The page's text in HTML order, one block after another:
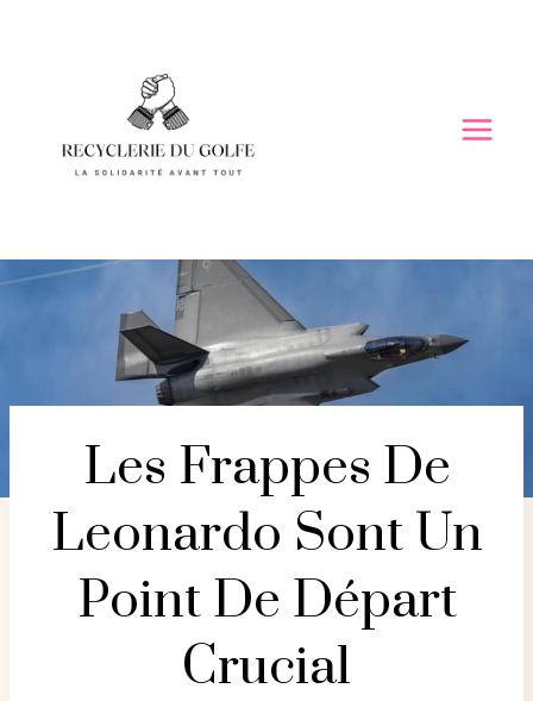
Les Frappes De
Leonardo Sont Un
Point De Départ
Crucial